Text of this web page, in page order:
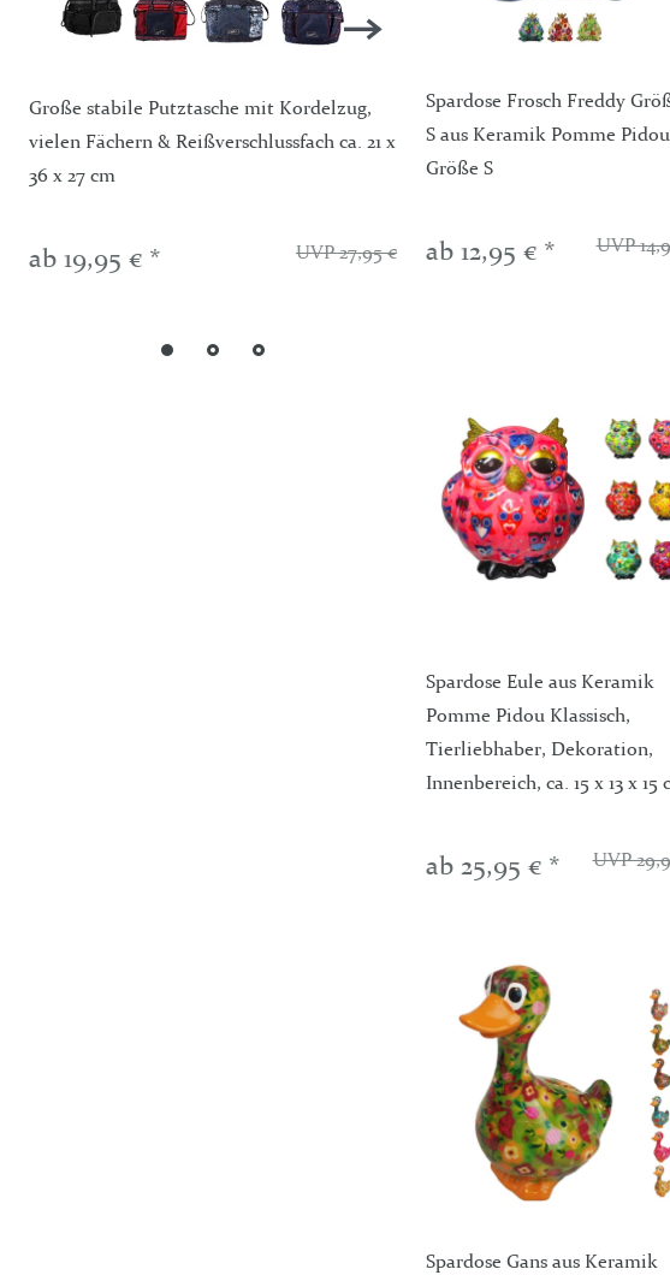
Große stabile Putztasche mit Kordelzug,
vielen Fächern & Reißverschlussfach ca. 21 x
36 x 27 cm
UVP 27,95 €
ab 19,95 € *
Deko Metall Eimerchen 11,5
geriffelt mit Henkel und
Farbwahl
ab 2,35 € *
Spardose Frosch Freddy
S aus Keramik Pomme Pidou
Größe S
UVP
ab 12,95 € *
Spardose Eule aus Keramik
Pomme Pidou Klassisch,
Tierliebhaber, Dekoration,
Innenbereich, ca. 15 x 13 x 15
UVP
ab 25,95 € *
Spardose Gans aus Keramik